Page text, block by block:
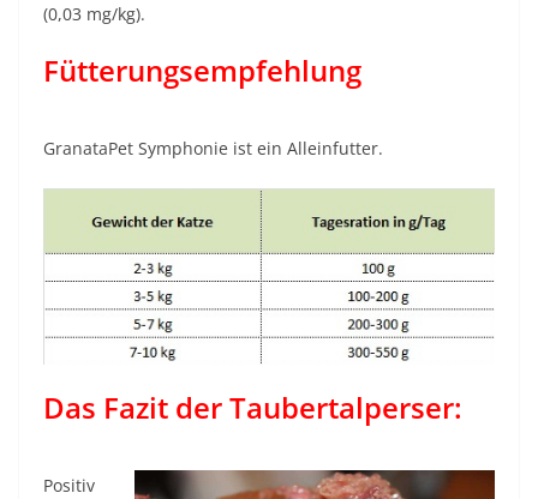
(0,03 mg/kg).
Fütterungsempfehlung
GranataPet Symphonie ist ein Alleinfutter.
Das Fazit der Taubertalperser:
Positiv